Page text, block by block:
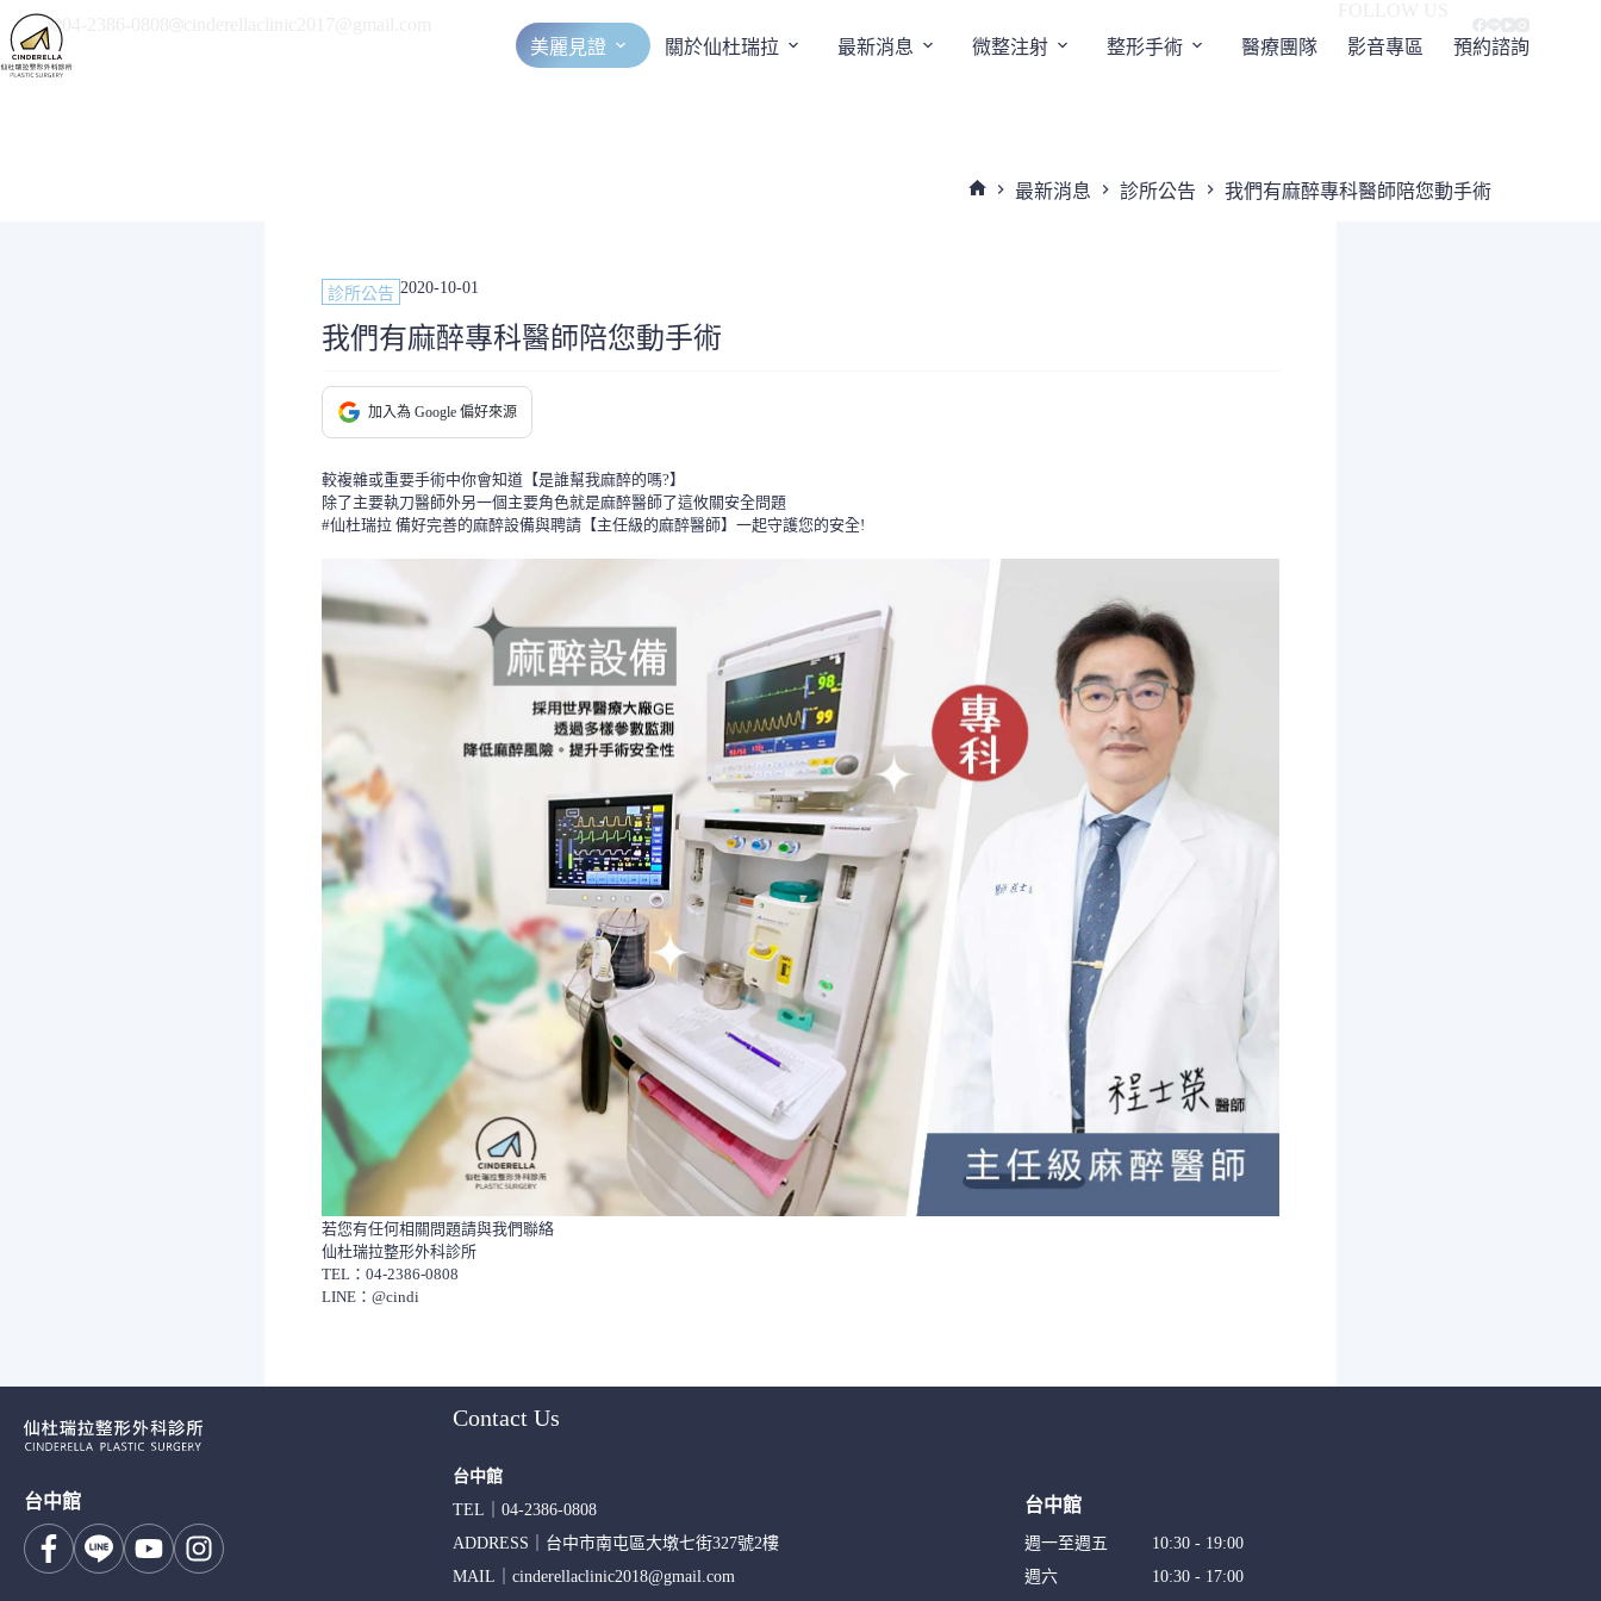
至
主
美麗見證
關於仙杜瑞拉 最新消息 微整注射 整形手術 醫療團隊 影音專區 預約諮詢
最新消息 診所公告 我們有麻醉專科醫師陪您動手術
診所公告 2020-10-01
我們有麻醉專科醫師陪您動手術
加入為 Google 偏好來源
較複雜或重要手術中你會知道【是誰幫我麻醉的嗎?】
除了主要執刀醫師外另一個主要角色就是麻醉醫師了這攸關安全問題
#仙杜瑞拉 備好完善的麻醉設備與聘請【主任級的麻醉醫師】一起守護您的安全!
若您有任何相關問題請與我們聯絡
仙杜瑞拉整形外科診所
TEL：04-2386-0808
LINE：@cindi
台中館
Contact Us
台中館
TEL｜ 04-2386-0808
ADDRESS｜ 台中市南屯區大墩七街327號2樓
MAIL｜ cinderellaclinic2018@gmail.com
台中館
週一至週五
週六
10:30 - 19:00
10:30 - 17:00